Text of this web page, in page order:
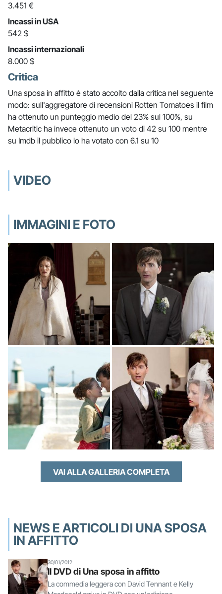
3.451 €
Incassi in USA
542 $
Incassi internazionali
8.000 $
Critica
Una sposa in affitto è stato accolto dalla critica nel seguente
modo: sull'aggregatore di recensioni Rotten Tomatoes il film
ha ottenuto un punteggio medio del 23% sul 100%, su
Metacritic ha invece ottenuto un voto di 42 su 100 mentre
su Imdb il pubblico lo ha votato con 6.1 su 10
VIDEO
IMMAGINI E FOTO
VAI ALLA GALLERIA COMPLETA
NEWS E ARTICOLI DI UNA SPOSA
IN AFFITTO
30/01/2012
Il DVD di Una sposa in affitto
La commedia leggera con David Tennant e Kelly